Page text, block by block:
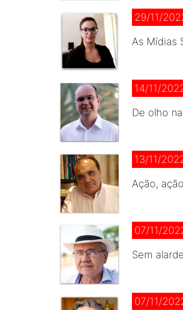
29/11/
As Mídias
14/11/
De olho
13/11/
Ação,
07/11/
Sem
07/11/